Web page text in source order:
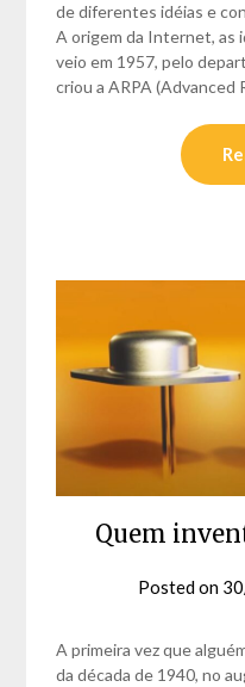
de diferentes idéias e
A origem da Internet, as
veio em 1957, pelo
criou a ARPA
Quem
Posted on
A primeira vez que
da década de 1940, no